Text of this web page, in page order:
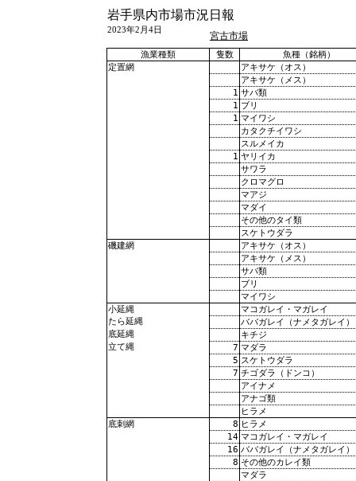
岩手県内市場市況日報
2023年2月4日
宮古市場
漁業種類 隻数
魚種（銘柄）
定置網
アキサケ（オス）
アキサケ（メス）
1 サバ類
1 ブリ
1 マイワシ
カタクチイワシ
スルメイカ
1 ヤリイカ
サワラ
クロマグロ
マアジ
マダイ
その他のタイ類
スケトウダラ
磯建網
アキサケ（オス）
アキサケ（メス）
サバ類
ブリ
マイワシ
小延縄 マコガレイ・マガレイ
たら延縄 ババガレイ（ナメタガレイ）
底延縄 キチジ
立て縄 7 マダラ
5 スケトウダラ
7 チゴダラ（ドンコ）
アイナメ
アナゴ類
ヒラメ
底刺網 8 ヒラメ
14 マコガレイ・マガレイ
16 ババガレイ（ナメタガレイ）
8 その他のカレイ類
マダラ